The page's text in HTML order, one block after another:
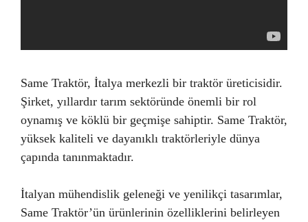
Same Traktör, İtalya merkezli bir traktör üreticisidir.
Şirket, yıllardır tarım sektöründe önemli bir rol
oynamış ve köklü bir geçmişe sahiptir. Same Traktör,
yüksek kaliteli ve dayanıklı traktörleriyle dünya
çapında tanınmaktadır.
İtalyan mühendislik geleneği ve yenilikçi tasarımlar,
Same Traktör’ün ürünlerinin özelliklerini belirleyen